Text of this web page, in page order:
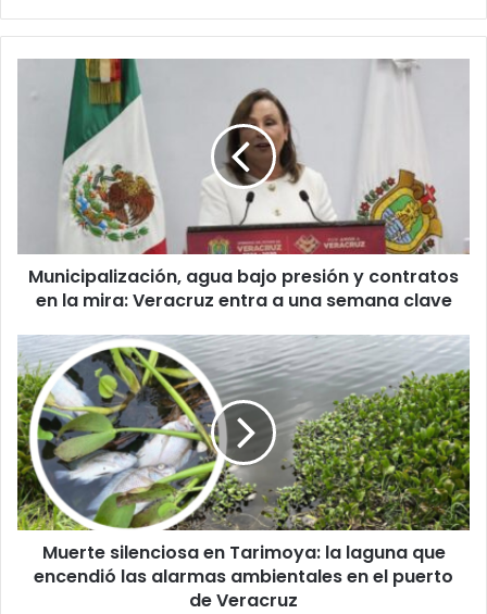
Municipalización,
presión
contratos
mira:
Veracruz
entra
semana
clave
Municipalización, agua bajo presión y contratos
en la mira: Veracruz entra a una semana clave
Muerte
silenciosa
en
Tarimoya:
la
laguna
que
encendió
las
alarmas
ambientales
Muerte silenciosa en Tarimoya: la laguna que
encendió las alarmas ambientales en el puerto
de Veracruz